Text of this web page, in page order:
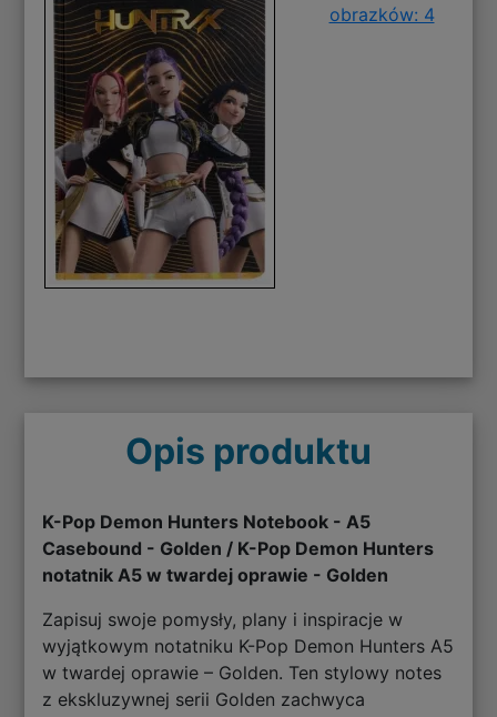
obrazków: 4
Opis produktu
K-Pop Demon Hunters Notebook - A5
Casebound - Golden / K-Pop Demon Hunters
notatnik A5 w twardej oprawie - Golden
Zapisuj swoje pomysły, plany i inspiracje w
wyjątkowym notatniku K-Pop Demon Hunters A5
w twardej oprawie – Golden. Ten stylowy notes
z ekskluzywnej serii Golden zachwyca